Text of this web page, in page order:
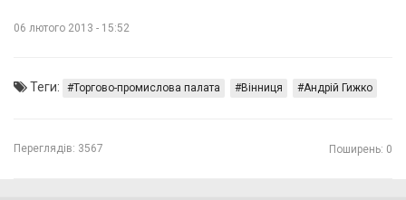
06 лютого 2013 - 15:52
Теги: Торгово-промислова палата Вінниця Андрій Гижко
Переглядів: 3567 Поширень: 0